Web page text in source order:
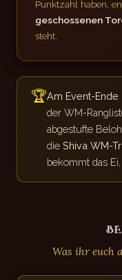
Punktzahl haben,
geschossenen
steht.
🏆Am Event-
der WM-
abgestufte
die Shiva WM-
bekommt das
Was ihr euch